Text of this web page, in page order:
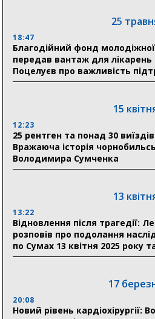
18:33
Олексій Романько долучився
стійкості Сумщини з Прем’єр-
18:11
отримали 12 потужних станцій
29
18:13
Лікарня Святого
28
19:07
Соціальні виплати без
Сумщини профінансував 2,5
У Сумах завершили
атак: Ніколаєнко підбив
25
18:47
Благодійний фонд молодіжної
передав вантаж для
Поцелуєв про важливість
15
12:23
25 рентген та понад 30
Вражаюча історія
Володимира Сумченка
13
13:22
Відновлення після трагедії:
розповів про подолання
по Сумах 13 квітня 2025 року
17
20:08
Новий рівень кардіохірургії: